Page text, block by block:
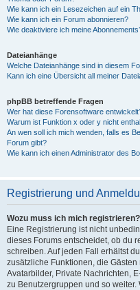
Wie kann ich ein Lesezeichen auf ein
Wie kann ich ein Forum abonnieren?
Wie deaktiviere ich meine
Dateianhänge
Welche Dateianhänge sind in diesem
Kann ich eine Übersicht all meiner
phpBB betreffende Fragen
Wer hat diese Forensoftware
Warum ist Funktion x oder y nicht
An wen soll ich mich wenden, falls es
Forum gibt?
Wie kann ich einen Administrator des
Registrierung und
Wozu muss ich mich registrieren?
Eine Registrierung ist nicht
dieses Forums entscheidet, ob du
schreiben. Auf jeden Fall erhältst
zusätzliche Funktionen, die
Avatarbilder, Private Nachrichten,
zu Benutzergruppen und so